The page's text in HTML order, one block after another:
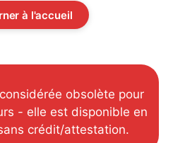
à l'accueil
obsolète pour
- elle est disponible en
crédit/attestation.